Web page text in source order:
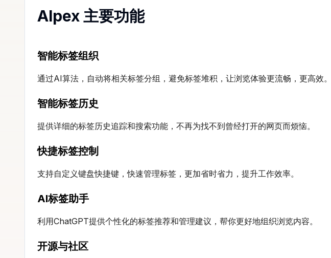
AIpex 主要功能
智能标签组织
通过AI算法，自动将相关标签分组，避免标签堆积，让浏览体验更流畅，更高效。
智能标签历史
提供详细的标签历史追踪和搜索功能，不再为找不到曾经打开的网页而烦恼。
快捷标签控制
支持自定义键盘快捷键，快速管理标签，更加省时省力，提升工作效率。
AI标签助手
利用ChatGPT提供个性化的标签推荐和管理建议，帮你更好地组织浏览内容。
开源与社区